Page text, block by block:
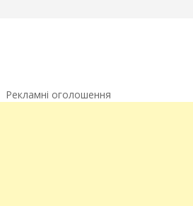
Рекламні оголошення